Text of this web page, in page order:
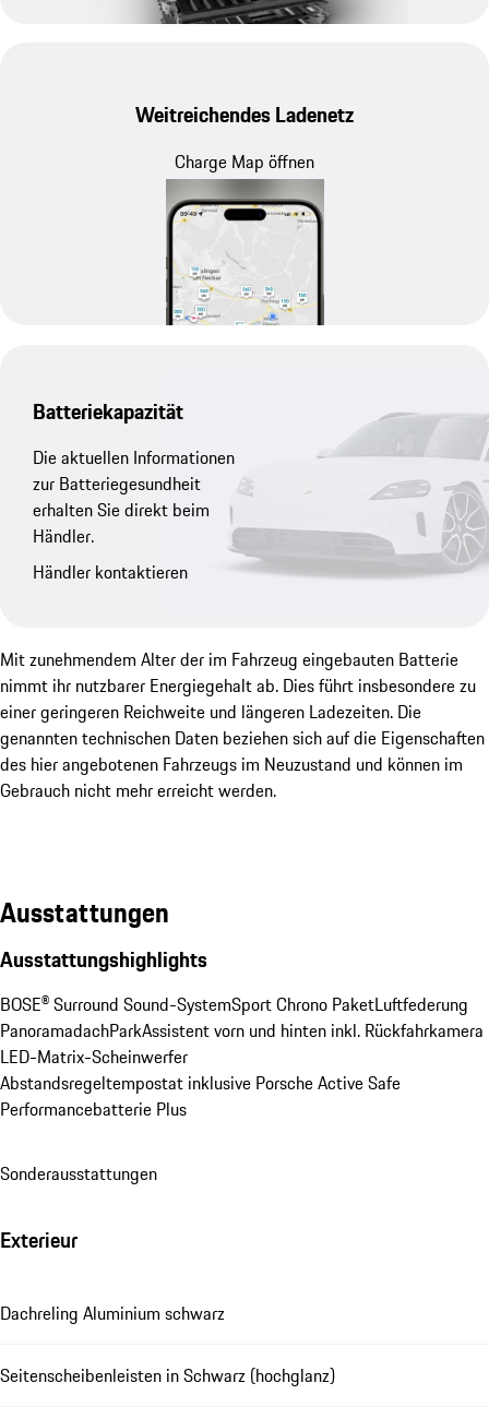
Weitreichendes Ladenetz
Charge Map öffnen
Batteriekapazität
Die aktuellen Informationen
zur Batteriegesundheit
erhalten Sie direkt beim
Händler.
Händler kontaktieren
Mit zunehmendem Alter der im Fahrzeug eingebauten Batterie
nimmt ihr nutzbarer Energiegehalt ab. Dies führt insbesondere zu
einer geringeren Reichweite und längeren Ladezeiten. Die
genannten technischen Daten beziehen sich auf die Eigenschaften
des hier angebotenen Fahrzeugs im Neuzustand und können im
Gebrauch nicht mehr erreicht werden.
Ausstattungen
Ausstattungshighlights
BOSE® Surround Sound-SystemSport Chrono PaketLuftfederung
PanoramadachParkAssistent vorn und hinten inkl. Rückfahrkamera
LED-Matrix-Scheinwerfer
Abstandsregeltempostat inklusive Porsche Active Safe
Performancebatterie Plus
Sonderausstattungen
Exterieur
Dachreling Aluminium schwarz
Seitenscheibenleisten in Schwarz (hochglanz)